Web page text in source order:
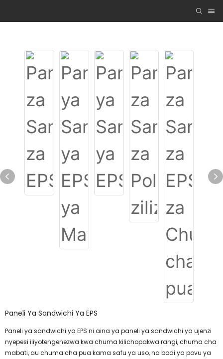
Paneli Ya Sandwichi Ya EPS
Paneli ya sandwichi ya EPS ni aina ya paneli ya sandwichi ya ujenzi
nyepesi iliyotengenezwa kwa chuma kilichopakwa rangi, chuma cha
mabati, au chuma cha pua kama safu ya uso, na bodi ya povu ya